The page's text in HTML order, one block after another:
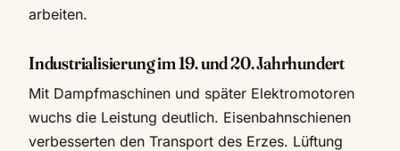
arbeiten.
Industrialisierung im 19. und 20. Jahrhundert
Mit Dampfmaschinen und später Elektromotoren
wuchs die Leistung deutlich. Eisenbahnschienen
verbesserten den Transport des Erzes. Lüftung